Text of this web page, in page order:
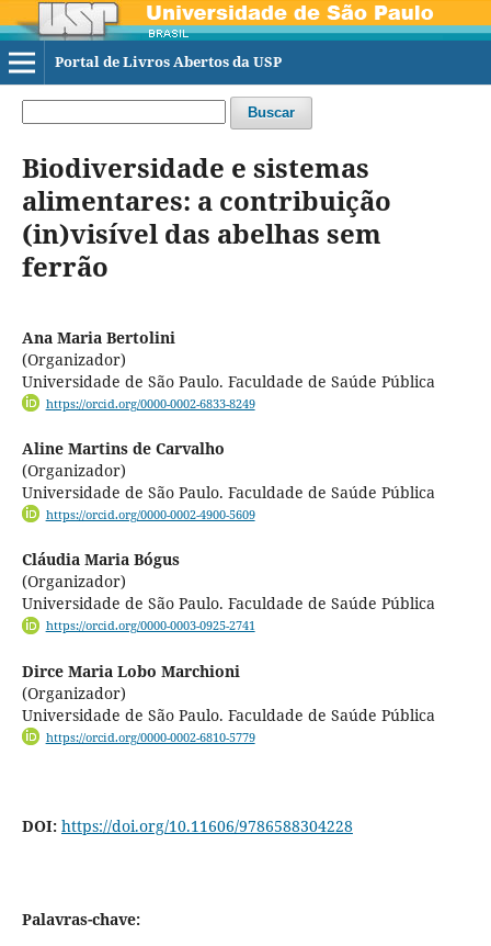
Portal de Livros Abertos da USP
Buscar
Biodiversidade e sistemas
alimentares: a contribuição
(in)visível das abelhas sem
ferrão
Ana Maria Bertolini
(Organizador)
Universidade de São Paulo. Faculdade de Saúde Pública
https://orcid.org/0000-0002-6833-8249
Aline Martins de Carvalho
(Organizador)
Universidade de São Paulo. Faculdade de Saúde Pública
https://orcid.org/0000-0002-4900-5609
Cláudia Maria Bógus
(Organizador)
Universidade de São Paulo. Faculdade de Saúde Pública
https://orcid.org/0000-0003-0925-2741
Dirce Maria Lobo Marchioni
(Organizador)
Universidade de São Paulo. Faculdade de Saúde Pública
https://orcid.org/0000-0002-6810-5779
DOI: https://doi.org/10.11606/9786588304228
Palavras-chave: